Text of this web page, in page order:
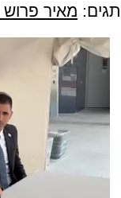
תגים: מאיר פרוש